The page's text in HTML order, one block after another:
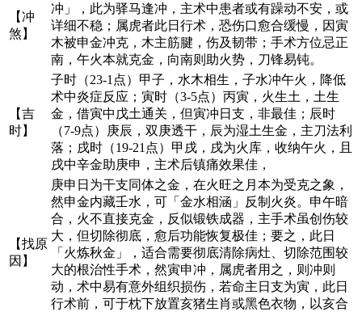
【冲
煞】
冲」，此为驿马逢冲，主术中患者或有躁动不安，或
详细不稳；属虎者此日行术，恐伤口愈合缓慢，因寅
木被申金冲克，木主筋腱，伤及韧带；手术方位忌正
南，午火本就克金，向南则助火势，刀锋易钝。
【吉
时】
子时（23-1点）甲子，水木相生，子水冲午火，降低
术中炎症反应；寅时（3-5点）丙寅，火生土，土生
金，借寅中戊土通关，但寅冲日支，非最佳；辰时
（7-9点）庚辰，双庚透干，辰为湿土生金，主刀法利
落；戌时（19-21点）甲戌，戌为火库，收纳午火，且
戌中辛金助庚申，主术后镇痛效果佳，
【找原
因】
庚申日为干支同体之金，在火旺之月本为受克之象，
然申金内藏壬水，可「金水相涵」反制火炎。申午暗
合，火不直接克金，反似锻铁成器，主手术虽创伤较
大，但切除彻底，愈后功能恢复极佳；要之，此日
「火炼秋金」，适合需要彻底清除病灶、切除范围较
大的根治性手术，然寅申冲，属虎者用之，则冲则
动，术中易有意外组织损伤，若命主日支为寅，此日
行术前，可于枕下放置亥猪生肖或黑色衣物，以亥合